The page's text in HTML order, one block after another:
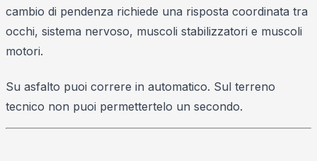
cambio di pendenza richiede una risposta coordinata tra
occhi, sistema nervoso, muscoli stabilizzatori e muscoli
motori.
Su asfalto puoi correre in automatico. Sul terreno
tecnico non puoi permettertelo un secondo.